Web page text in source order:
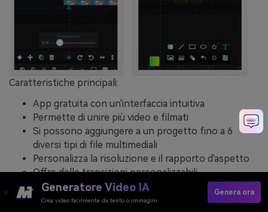
Caratteristiche principali:
App gratuita con un'interfaccia intuitiva
Permette di unire più video e filmati
Si possono aggiungere a un progetto fino a 6
diversi tipi di file multimediali
Personalizza la risoluzione e il rapporto d'aspetto
Offre delle transizioni personalizzabili
Permette di condividere i video e i film creati via e-
mail, su YouTube e su Facebook
Generatore Video IA
Crea video facilmente da testo o immagini
Genera ora